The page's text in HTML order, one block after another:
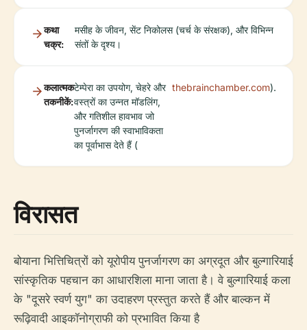
कथा
चक्र:
मसीह के जीवन, सेंट निकोलस (चर्च के संरक्षक), और विभिन्न
संतों के दृश्य।
कलात्मक
तकनीकें:
टेम्पेरा का उपयोग, चेहरे और
वस्त्रों का उन्नत मॉडलिंग,
और गतिशील हावभाव जो
पुनर्जागरण की स्वाभाविकता
का पूर्वाभास देते हैं (
thebrainchamber.com).
विरासत
बोयाना भित्तिचित्रों को यूरोपीय पुनर्जागरण का अग्रदूत और बुल्गारियाई
सांस्कृतिक पहचान का आधारशिला माना जाता है। वे बुल्गारियाई कला
के "दूसरे स्वर्ण युग" का उदाहरण प्रस्तुत करते हैं और बाल्कन में
रूढ़िवादी आइकॉनोग्राफी को प्रभावित किया है